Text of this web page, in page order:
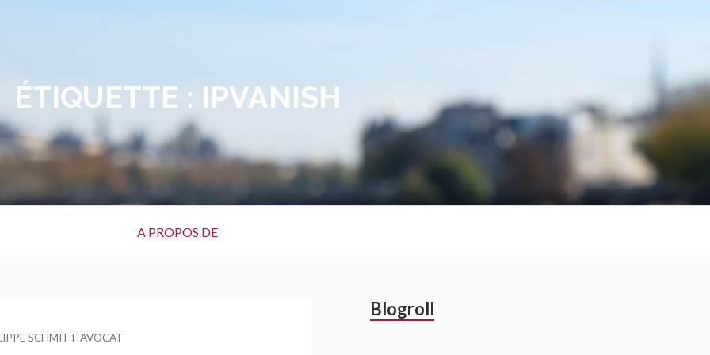
ÉTIQUETTE : IPVANISH
A PROPOS DE
SCHMITT AVOCAT
Barre
Blogroll